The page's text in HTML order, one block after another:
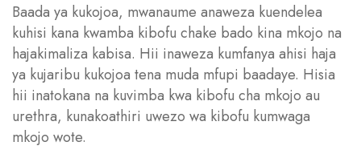
Baada ya kukojoa, mwanaume anaweza kuendelea
kuhisi kana kwamba kibofu chake bado kina mkojo na
hajakimaliza kabisa. Hii inaweza kumfanya ahisi haja
ya kujaribu kukojoa tena muda mfupi baadaye. Hisia
hii inatokana na kuvimba kwa kibofu cha mkojo au
urethra, kunakoathiri uwezo wa kibofu kumwaga
mkojo wote.